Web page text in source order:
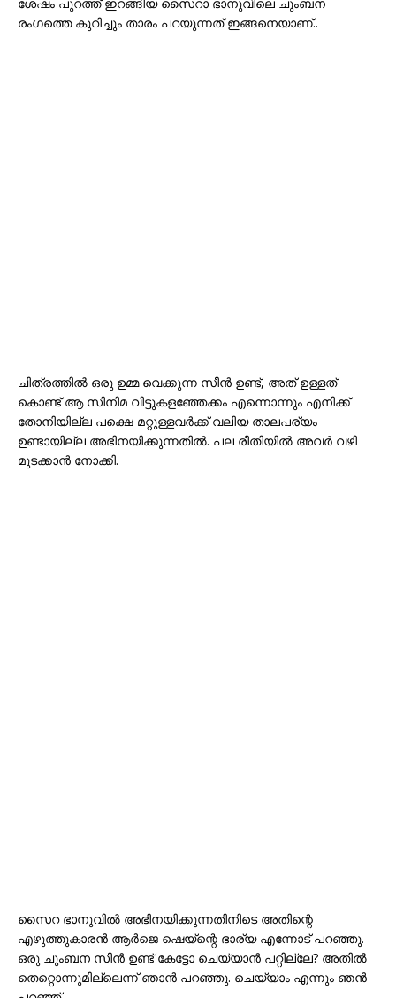
രംഗത്തെ കുറിച്ചും താരം പറയുന്നത് ഇങ്ങനെയാണ്..
ചിത്രത്തില്‍ ഒരു ഉമ്മ വെക്കുന്ന സീന്‍ ഉണ്ട്, അത് ഉള്ളത്
കൊണ്ട് ആ സിനിമ വിട്ടുകളഞ്ഞേക്കം എന്നൊന്നും എനിക്ക്
തോനിയില്ല പക്ഷെ മറ്റുള്ളവര്‍ക്ക് വലിയ താലപര്യം
ഉണ്ടായില്ല അഭിനയിക്കുന്നതില്‍. പല രീതിയില്‍ അവര്‍ വഴി
മുടക്കാന്‍ നോക്കി.
സൈറ ഭാനുവിൽ അഭിനയിക്കുന്നതിനിടെ അതിന്റെ
എഴുത്തുകാരൻ ആർ‌ജെ ഷെയ്‌ന്റെ ഭാര്യ എന്നോട് പറഞ്ഞു.
ഒരു ചുംബന സീന്‍ ഉണ്ട് കേട്ടോ ചെയ്യാന്‍ പറ്റില്ലേ? അതിൽ
തെറ്റൊന്നുമില്ലെന്ന് ഞാൻ പറഞ്ഞു. ചെയ്യാം എന്നും ഞന്‍